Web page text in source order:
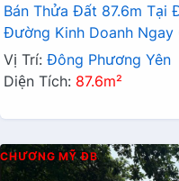
Bán Thửa Đất 87.6m Tại
Đường Kinh Doanh Ngay
Rộng
Vị Trí: Đông Phương Yên
Diện Tích: 87.6m²
CHƯƠNG MỸ ĐB